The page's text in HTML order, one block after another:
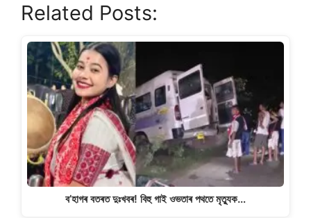
at
s
A
p
p
c
e
b
o
o
k
e
gr
a
m
y
n
k
e
Related Posts:
ব’হাগৰ বতৰত দুঃখবৰ! বিহু গাই ওভতাৰ পথতে মৃত্যুক…